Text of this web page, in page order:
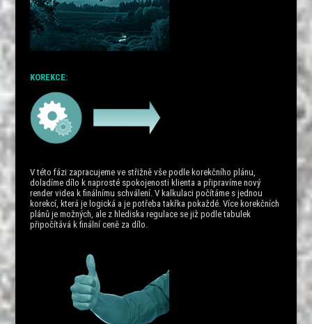
KOREKCE:
V této fázi zapracujeme ve střižně vše podle korekčního plánu,
doladíme dílo k naprosté spokojenosti klienta a připravíme nový
render videa k finálnímu schválení. V kalkulaci počítáme s jednou
korekcí, která je logická a je potřeba takřka pokaždé. Více korekčních
plánů je možných, ale z hlediska regulace se již podle tabulek
připočítává k finální ceně za dílo.